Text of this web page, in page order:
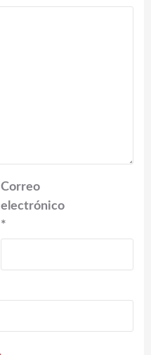
Correo
electrónico
*